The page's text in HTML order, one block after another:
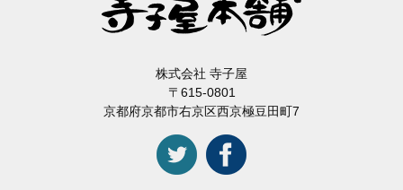
株式会社 寺子屋
〒615-0801
京都府京都市右京区西京極豆田町7